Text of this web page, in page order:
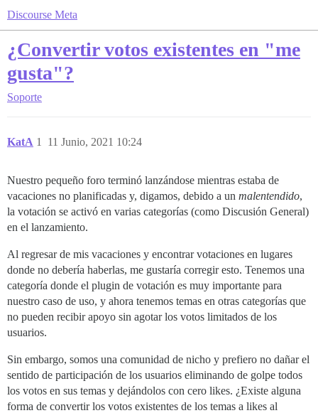
Discourse Meta
¿Convertir votos existentes en "me
gusta"?
Soporte
KatA 11 Junio, 2021 10:24
1
Nuestro pequeño foro terminó lanzándose mientras estaba de
vacaciones no planificadas y, digamos, debido a un malentendido,
la votación se activó en varias categorías (como Discusión General)
en el lanzamiento.
Al regresar de mis vacaciones y encontrar votaciones en lugares
donde no debería haberlas, me gustaría corregir esto. Tenemos una
categoría donde el plugin de votación es muy importante para
nuestro caso de uso, y ahora tenemos temas en otras categorías que
no pueden recibir apoyo sin agotar los votos limitados de los
usuarios.
Sin embargo, somos una comunidad de nicho y prefiero no dañar el
sentido de participación de los usuarios eliminando de golpe todos
los votos en sus temas y dejándolos con cero likes. ¿Existe alguna
forma de convertir los votos existentes de los temas a likes al